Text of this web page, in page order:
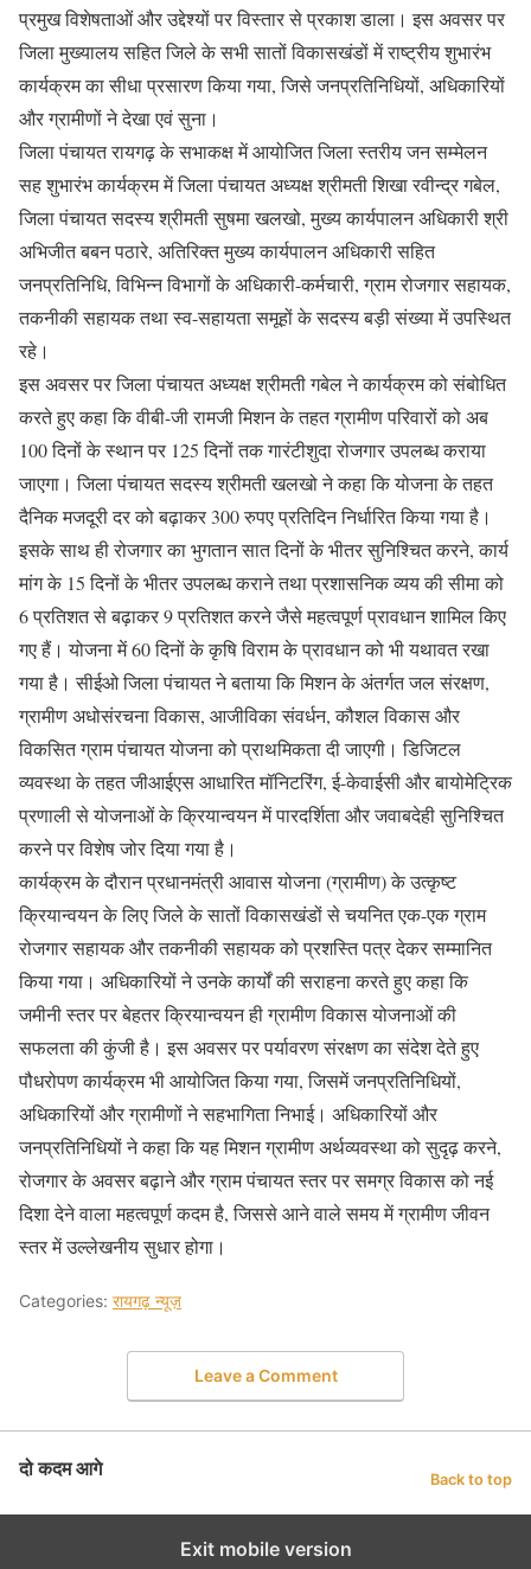
प्रमुख विशेषताओं और उद्देश्यों पर विस्तार से प्रकाश डाला। इस अवसर पर
जिला मुख्यालय सहित जिले के सभी सातों विकासखंडों में राष्ट्रीय शुभारंभ
कार्यक्रम का सीधा प्रसारण किया गया, जिसे जनप्रतिनिधियों, अधिकारियों
और ग्रामीणों ने देखा एवं सुना।
जिला पंचायत रायगढ़ के सभाकक्ष में आयोजित जिला स्तरीय जन सम्मेलन
सह शुभारंभ कार्यक्रम में जिला पंचायत अध्यक्ष श्रीमती शिखा रवीन्द्र गबेल,
जिला पंचायत सदस्य श्रीमती सुषमा खलखो, मुख्य कार्यपालन अधिकारी श्री
अभिजीत बबन पठारे, अतिरिक्त मुख्य कार्यपालन अधिकारी सहित
जनप्रतिनिधि, विभिन्न विभागों के अधिकारी-कर्मचारी, ग्राम रोजगार सहायक,
तकनीकी सहायक तथा स्व-सहायता समूहों के सदस्य बड़ी संख्या में उपस्थित
रहे।
इस अवसर पर जिला पंचायत अध्यक्ष श्रीमती गबेल ने कार्यक्रम को संबोधित
करते हुए कहा कि वीबी-जी रामजी मिशन के तहत ग्रामीण परिवारों को अब
100 दिनों के स्थान पर 125 दिनों तक गारंटीशुदा रोजगार उपलब्ध कराया
जाएगा। जिला पंचायत सदस्य श्रीमती खलखो ने कहा कि योजना के तहत
दैनिक मजदूरी दर को बढ़ाकर 300 रुपए प्रतिदिन निर्धारित किया गया है।
इसके साथ ही रोजगार का भुगतान सात दिनों के भीतर सुनिश्चित करने, कार्य
मांग के 15 दिनों के भीतर उपलब्ध कराने तथा प्रशासनिक व्यय की सीमा को
6 प्रतिशत से बढ़ाकर 9 प्रतिशत करने जैसे महत्वपूर्ण प्रावधान शामिल किए
गए हैं। योजना में 60 दिनों के कृषि विराम के प्रावधान को भी यथावत रखा
गया है। सीईओ जिला पंचायत ने बताया कि मिशन के अंतर्गत जल संरक्षण,
ग्रामीण अधोसंरचना विकास, आजीविका संवर्धन, कौशल विकास और
विकसित ग्राम पंचायत योजना को प्राथमिकता दी जाएगी। डिजिटल
व्यवस्था के तहत जीआईएस आधारित मॉनिटरिंग, ई-केवाईसी और बायोमेट्रिक
प्रणाली से योजनाओं के क्रियान्वयन में पारदर्शिता और जवाबदेही सुनिश्चित
करने पर विशेष जोर दिया गया है।
कार्यक्रम के दौरान प्रधानमंत्री आवास योजना (ग्रामीण) के उत्कृष्ट
क्रियान्वयन के लिए जिले के सातों विकासखंडों से चयनित एक-एक ग्राम
रोजगार सहायक और तकनीकी सहायक को प्रशस्ति पत्र देकर सम्मानित
किया गया। अधिकारियों ने उनके कार्यों की सराहना करते हुए कहा कि
जमीनी स्तर पर बेहतर क्रियान्वयन ही ग्रामीण विकास योजनाओं की
सफलता की कुंजी है। इस अवसर पर पर्यावरण संरक्षण का संदेश देते हुए
पौधरोपण कार्यक्रम भी आयोजित किया गया, जिसमें जनप्रतिनिधियों,
अधिकारियों और ग्रामीणों ने सहभागिता निभाई। अधिकारियों और
जनप्रतिनिधियों ने कहा कि यह मिशन ग्रामीण अर्थव्यवस्था को सुदृढ़ करने,
रोजगार के अवसर बढ़ाने और ग्राम पंचायत स्तर पर समग्र विकास को नई
दिशा देने वाला महत्वपूर्ण कदम है, जिससे आने वाले समय में ग्रामीण जीवन
स्तर में उल्लेखनीय सुधार होगा।
Categories: रायगढ़ न्यूज़
Leave a Comment
दो कदम आगे Back to top
Exit mobile version